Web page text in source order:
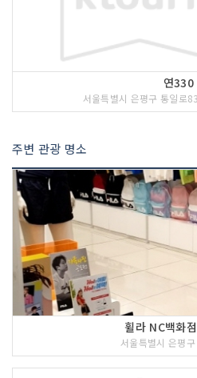
연330
서울특별시 은평구 통일로
주변 관광 명소
휠라 NC백화
서울특별시 은평